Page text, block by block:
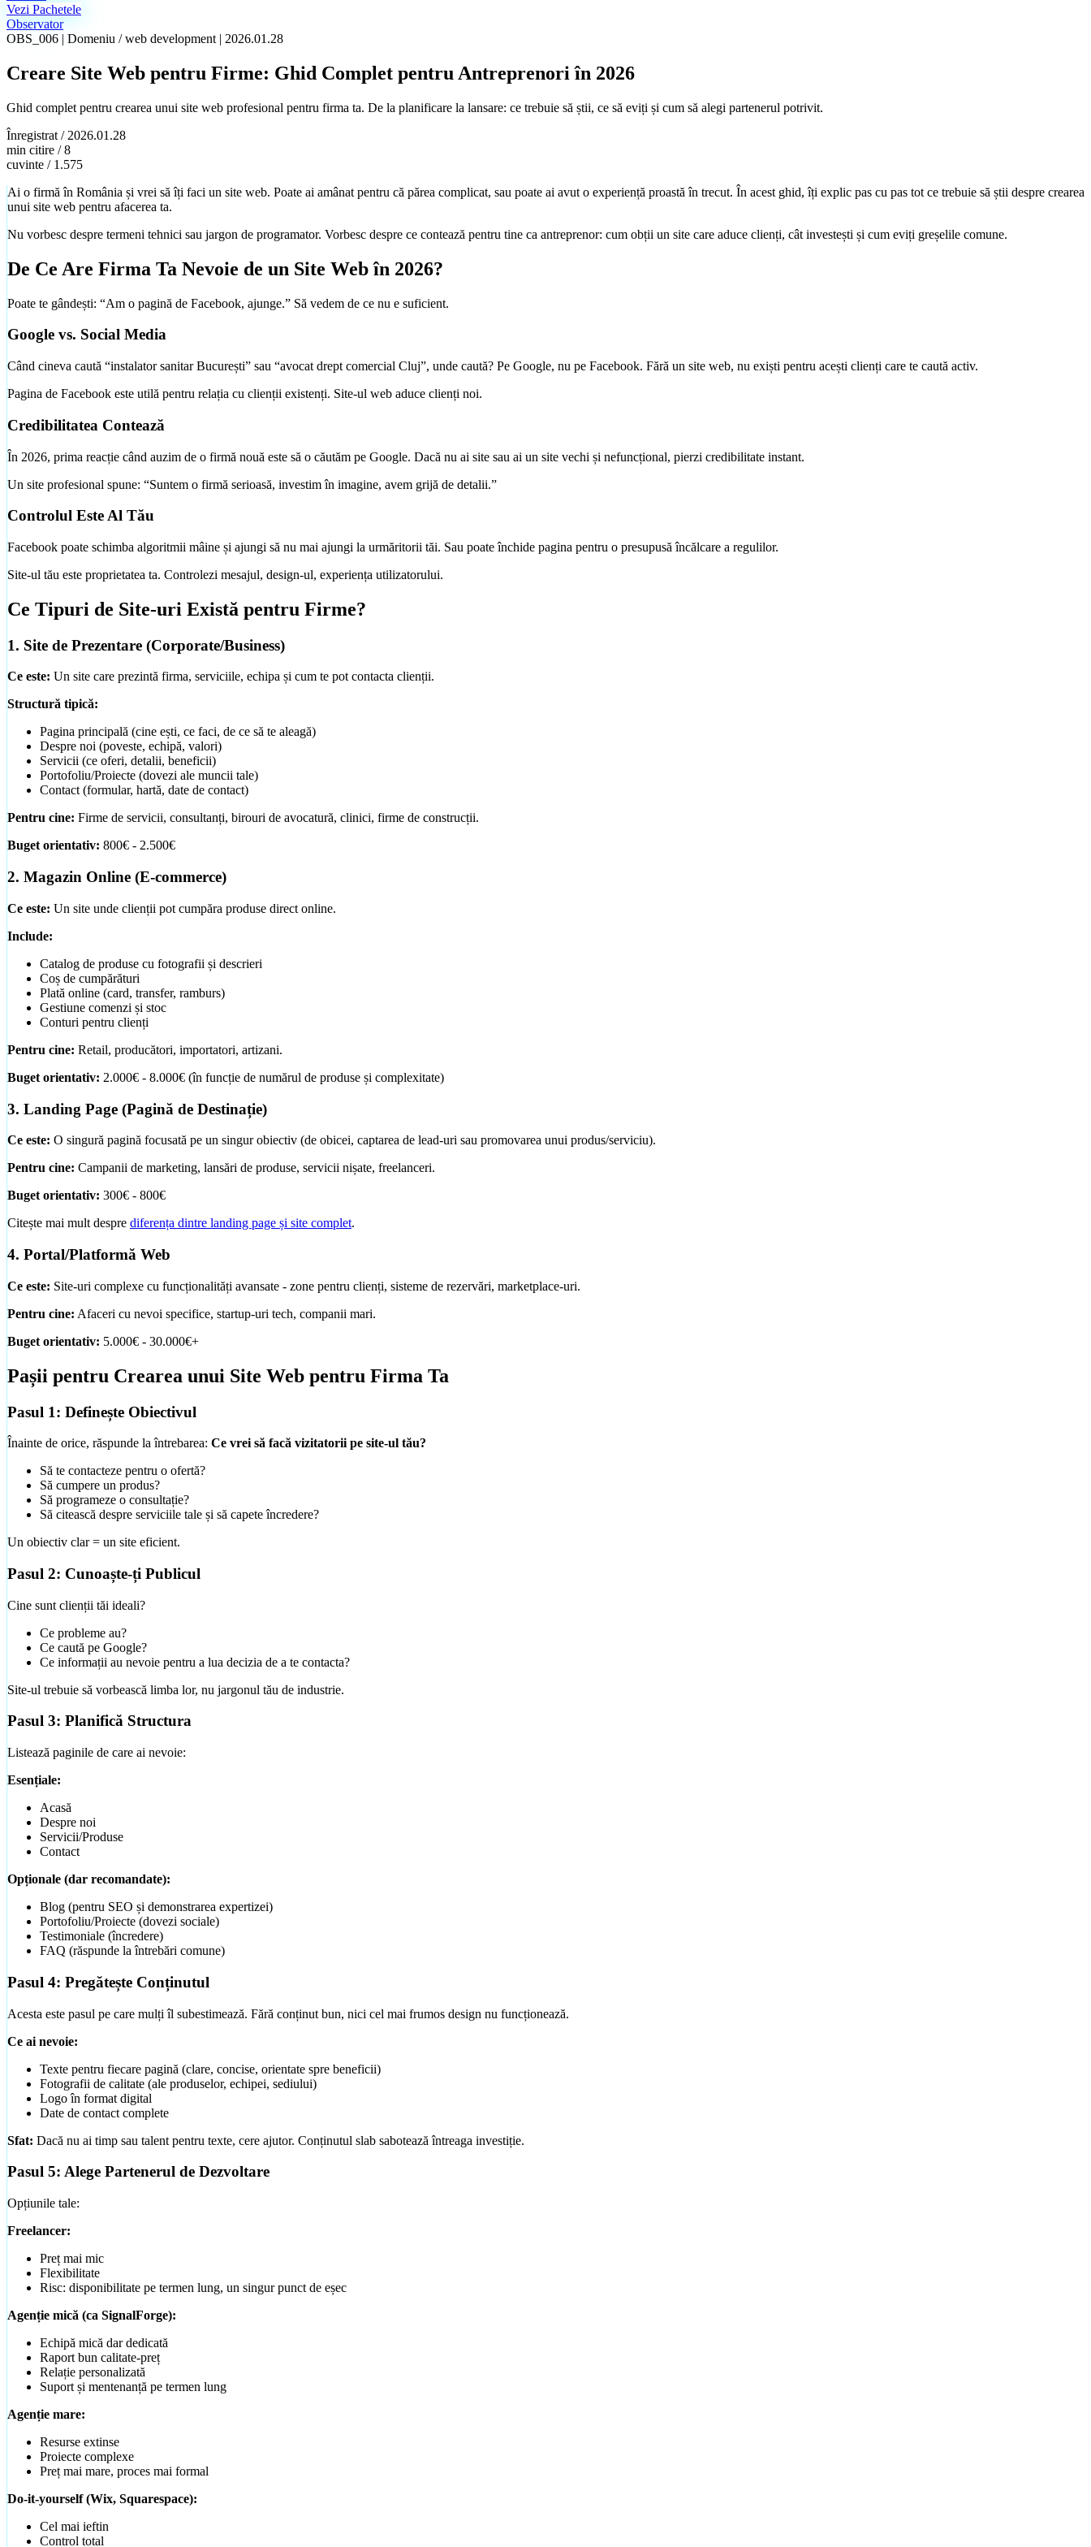
Creare Site Prezentare
Site-uri rapide, ușor de găsit pe Google
Creare Magazin Online
eCommerce cu plăți și inventar integrat
Prețuri vizibile, fără surprize. Comparativ Landing / Landing+ / Business.
Mini-Audit Gratuit
Vezi Pachetele
Observator
OBS_006 | Domeniu /web development | 2026.01.28
Creare Site Web pentru Firme: Ghid Complet pentru Antreprenori în 2026
Ghid complet pentru crearea unui site web profesional pentru firma ta. De la planificare la lansare: ce trebuie să știi, ce să eviți și cum să alegi partenerul potrivit.
Înregistrat / 2026.01.28
min citire / 8
cuvinte / 1.575
Ai o firmă în România și vrei să îți faci un site web. Poate ai amânat pentru că părea complicat, sau poate ai avut o experiență proastă în trecut. În acest ghid, îți explic pas cu pas tot ce trebuie să știi despre crearea
unui site web pentru afacerea ta.
Nu vorbesc despre termeni tehnici sau jargon de programator. Vorbesc despre ce contează pentru tine ca antreprenor: cum obții un site care aduce clienți, cât investești și cum eviți greșelile comune.
De Ce Are Firma Ta Nevoie de un Site Web în 2026?
Poate te gândești: “Am o pagină de Facebook, ajunge.” Să vedem de ce nu e suficient.
Google vs. Social Media
Când cineva caută “instalator sanitar București” sau “avocat drept comercial Cluj”, unde caută? Pe Google, nu pe Facebook. Fără un site web, nu exiști pentru acești clienți care te caută activ.
Pagina de Facebook este utilă pentru relația cu clienții existenți. Site-ul web aduce clienți noi.
Credibilitatea Contează
În 2026, prima reacție când auzim de o firmă nouă este să o căutăm pe Google. Dacă nu ai site sau ai un site vechi și nefuncțional, pierzi credibilitate instant.
Un site profesional spune: “Suntem o firmă serioasă, investim în imagine, avem grijă de detalii.”
Controlul Este Al Tău
Facebook poate schimba algoritmii mâine și ajungi să nu mai ajungi la urmăritorii tăi. Sau poate închide pagina pentru o presupusă încălcare a regulilor.
Site-ul tău este proprietatea ta. Controlezi mesajul, design-ul, experiența utilizatorului.
Ce Tipuri de Site-uri Există pentru Firme?
1. Site de Prezentare (Corporate/Business)
Ce este: Un site care prezintă firma, serviciile, echipa și cum te pot contacta clienții.
Structură tipică:
Pagina principală (cine ești, ce faci, de ce să te aleagă)
Despre noi (poveste, echipă, valori)
Servicii (ce oferi, detalii, beneficii)
Portofoliu/Proiecte (dovezi ale muncii tale)
Contact (formular, hartă, date de contact)
Pentru cine: Firme de servicii, consultanți, birouri de avocatură, clinici, firme de construcții.
Buget orientativ: 800€ - 2.500€
2. Magazin Online (E-commerce)
Ce este: Un site unde clienții pot cumpăra produse direct online.
Include:
Catalog de produse cu fotografii și descrieri
Coș de cumpărături
Plată online (card, transfer, ramburs)
Gestiune comenzi și stoc
Conturi pentru clienți
Pentru cine: Retail, producători, importatori, artizani.
Buget orientativ: 2.000€ - 8.000€ (în funcție de numărul de produse și complexitate)
3. Landing Page (Pagină de Destinație)
Ce este: O singură pagină focusată pe un singur obiectiv (de obicei, captarea de lead-uri sau promovarea unui produs/serviciu).
Pentru cine: Campanii de marketing, lansări de produse, servicii nișate, freelanceri.
Buget orientativ: 300€ - 800€
Citește mai mult despre diferența dintre landing page și site complet.
4. Portal/Platformă Web
Ce este: Site-uri complexe cu funcționalități avansate - zone pentru clienți, sisteme de rezervări, marketplace-uri.
Pentru cine: Afaceri cu nevoi specifice, startup-uri tech, companii mari.
Buget orientativ: 5.000€ - 30.000€+
Pașii pentru Crearea unui Site Web pentru Firma Ta
Pasul 1: Definește Obiectivul
Înainte de orice, răspunde la întrebarea: Ce vrei să facă vizitatorii pe site-ul tău?
Să te contacteze pentru o ofertă?
Să cumpere un produs?
Să programeze o consultație?
Să citească despre serviciile tale și să capete încredere?
Un obiectiv clar = un site eficient.
Pasul 2: Cunoaște-ți Publicul
Cine sunt clienții tăi ideali?
Ce probleme au?
Ce caută pe Google?
Ce informații au nevoie pentru a lua decizia de a te contacta?
Site-ul trebuie să vorbească limba lor, nu jargonul tău de industrie.
Pasul 3: Planifică Structura
Listează paginile de care ai nevoie:
Esențiale:
Acasă
Despre noi
Servicii/Produse
Contact
Opționale (dar recomandate):
Blog (pentru SEO și demonstrarea expertizei)
Portofoliu/Proiecte (dovezi sociale)
Testimoniale (încredere)
FAQ (răspunde la întrebări comune)
Pasul 4: Pregătește Conținutul
Acesta este pasul pe care mulți îl subestimează. Fără conținut bun, nici cel mai frumos design nu funcționează.
Ce ai nevoie:
Texte pentru fiecare pagină (clare, concise, orientate spre beneficii)
Fotografii de calitate (ale produselor, echipei, sediului)
Logo în format digital
Date de contact complete
Sfat: Dacă nu ai timp sau talent pentru texte, cere ajutor. Conținutul slab sabotează întreaga investiție.
Pasul 5: Alege Partenerul de Dezvoltare
Opțiunile tale:
Freelancer:
Preț mai mic
Flexibilitate
Risc: disponibilitate pe termen lung, un singur punct de eșec
Agenție mică (ca SignalForge):
Echipă mică dar dedicată
Raport bun calitate-preț
Relație personalizată
Suport și mentenanță pe termen lung
Agenție mare:
Resurse extinse
Proiecte complexe
Preț mai mare, proces mai formal
Do-it-yourself (Wix, Squarespace):
Cel mai ieftin
Control total